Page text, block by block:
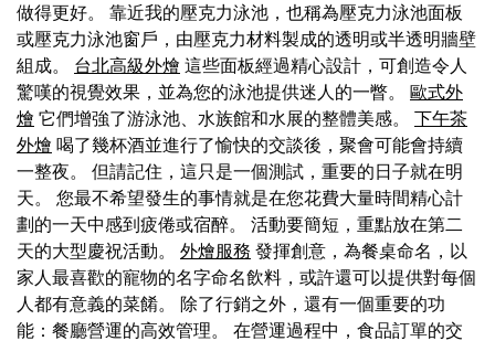
做得更好。 靠近我的壓克力泳池，也稱為壓克力泳池面板
或壓克力泳池窗戶，由壓克力材料製成的透明或半透明牆壁
組成。 台北高級外燴 這些面板經過精心設計，可創造令人
驚嘆的視覺效果，並為您的泳池提供迷人的一瞥。
歐式外
燴 它們增強了游泳池、水族館和水展的整體美感。 下午茶
外燴 喝了幾杯酒並進行了愉快的交談後，聚會可能會持續
一整夜。 但請記住，這只是一個測試，重要的日子就在明
天。 您最不希望發生的事情就是在您花費大量時間精心計
劃的一天中感到疲倦或宿醉。 活動要簡短，重點放在第二
天的大型慶祝活動。 外燴服務 發揮創意，為餐桌命名，以
家人最喜歡的寵物的名字命名飲料，或許還可以提供對每個
人都有意義的菜餚。 除了行銷之外，還有一個重要的功
能：餐廳營運的高效管理。 在營運過程中，食品訂單的交